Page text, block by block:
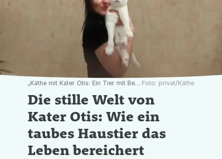
„Käthe mit Kater Otis: Ein Tier mit Behinderung braucht oft mehr Aufmerksamkeit, hat aber genauso viel Spaß am Leben wie andere Tiere.“ Foto: privat/Käthe
Die stille Welt von
Kater Otis: Wie ein
taubes Haustier das
Leben bereichert